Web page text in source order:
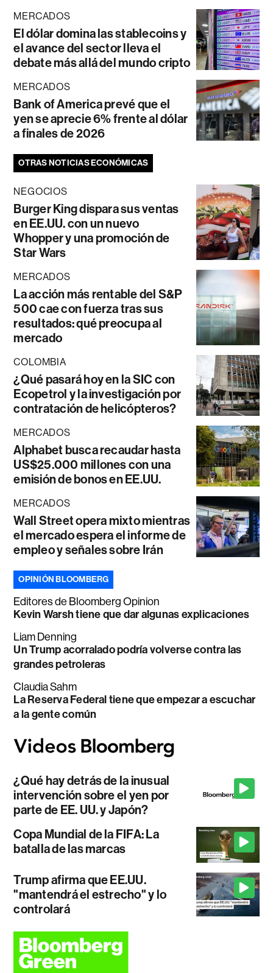
MERCADOS
El dólar domina las stablecoins y
el avance del sector lleva el
debate más allá del mundo cripto
MERCADOS
Bank of America prevé que el
yen se aprecie 6% frente al dólar
a finales de 2026
OTRAS NOTICIAS ECONÓMICAS
NEGOCIOS
Burger King dispara sus ventas
en EE.UU. con un nuevo
Whopper y una promoción de
Star Wars
MERCADOS
La acción más rentable del S&P
500 cae con fuerza tras sus
resultados: qué preocupa al
mercado
COLOMBIA
¿Qué pasará hoy en la SIC con
Ecopetrol y la investigación por
contratación de helicópteros?
MERCADOS
Alphabet busca recaudar hasta
US$25.000 millones con una
emisión de bonos en EE.UU.
MERCADOS
Wall Street opera mixto mientras
el mercado espera el informe de
empleo y señales sobre Irán
OPINIÓN BLOOMBERG
Editores de Bloomberg Opinion
Kevin Warsh tiene que dar algunas explicaciones
Liam Denning
Un Trump acorralado podría volverse contra las
grandes petroleras
Claudia Sahm
La Reserva Federal tiene que empezar a escuchar
a la gente común
¿Qué hay detrás de la inusual
intervención sobre el yen por
parte de EE. UU. y Japón?
Copa Mundial de la FIFA: La
batalla de las marcas
Trump afirma que EE.UU.
"mantendrá el estrecho" y lo
controlará